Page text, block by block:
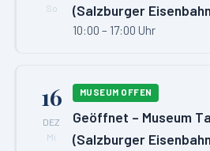
So
(Salzburger
10:00 – 17:00 Uhr
16
DEZ
Mi
MUSEUM OFFEN
Geöffnet – Museum
(Salzburger